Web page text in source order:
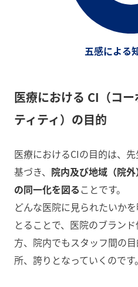
五感による
医療における CI（コ
ティティ）の目的
医療におけるCIの目的は、
基づき、 院内及び地域（院
の同一化を図ることです。
どんな医院に見られたいか
とることで、医院のブラン
方、院内でもスタッフ間の
所、誇りとなっていくのです。